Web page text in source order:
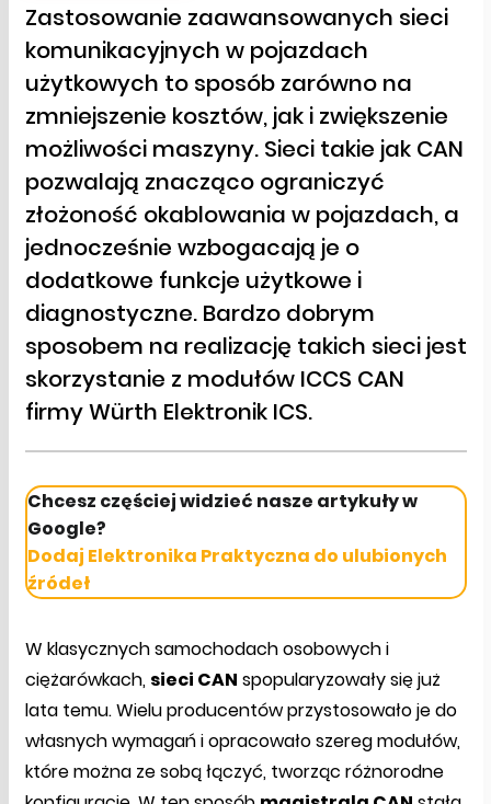
Zastosowanie zaawansowanych sieci
komunikacyjnych w pojazdach
użytkowych to sposób zarówno na
zmniejszenie kosztów, jak i zwiększenie
możliwości maszyny. Sieci takie jak CAN
pozwalają znacząco ograniczyć
złożoność okablowania w pojazdach, a
jednocześnie wzbogacają je o
dodatkowe funkcje użytkowe i
diagnostyczne. Bardzo dobrym
sposobem na realizację takich sieci jest
skorzystanie z modułów ICCS CAN
firmy Würth Elektronik ICS.
Chcesz częściej widzieć nasze artykuły w
Google?
Dodaj Elektronika Praktyczna do ulubionych
źródeł
W klasycznych samochodach osobowych i
ciężarówkach, sieci CAN spopularyzowały się już
lata temu. Wielu producentów przystosowało je do
własnych wymagań i opracowało szereg modułów,
które można ze sobą łączyć, tworząc różnorodne